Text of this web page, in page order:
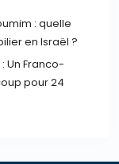
: quelle
en Israël ?
Un Franco-
pour 24